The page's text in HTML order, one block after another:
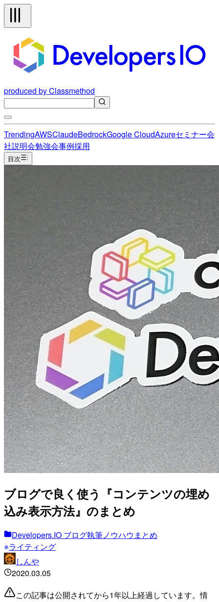
produced by Classmethod
TrendingAWSClaudeBedrockGoogle CloudAzureセミナー会
社説明会勉強会事例採用
目次
ブログで良く使う『コンテンツの埋め
込み表示方法』のまとめ
Developers.IO ブログ執筆ノウハウまとめ
ライティング
しんや
2020.03.05
この記事は公開されてから1年以上経過しています。情